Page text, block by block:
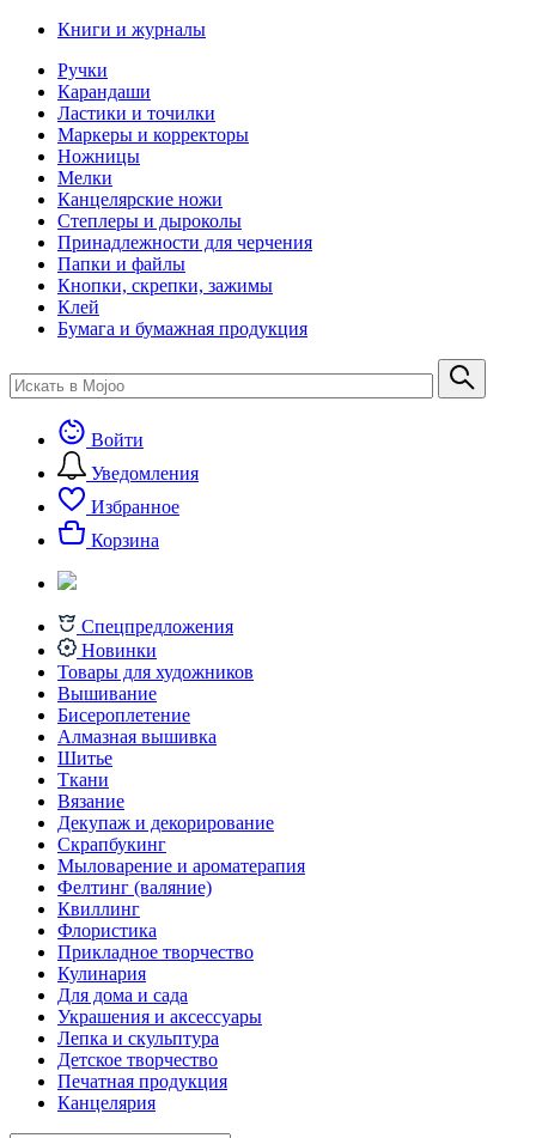
Книги и журналы
Ручки
Карандаши
Ластики и точилки
Маркеры и корректоры
Ножницы
Мелки
Канцелярские ножи
Степлеры и дыроколы
Принадлежности для черчения
Папки и файлы
Кнопки, скрепки, зажимы
Клей
Бумага и бумажная продукция
Войти
Уведомления
Избранное
Корзина
Спецпредложения
Новинки
Товары для художников
Вышивание
Бисероплетение
Алмазная вышивка
Шитье
Ткани
Вязание
Декупаж и декорирование
Скрапбукинг
Мыловарение и ароматерапия
Фелтинг (валяние)
Квиллинг
Флористика
Прикладное творчество
Кулинария
Для дома и сада
Украшения и аксессуары
Лепка и скульптура
Детское творчество
Печатная продукция
Канцелярия